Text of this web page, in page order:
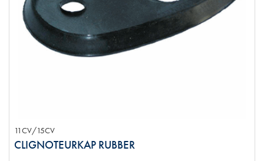
11CV/15CV
CLIGNOTEURKAP RUBBER